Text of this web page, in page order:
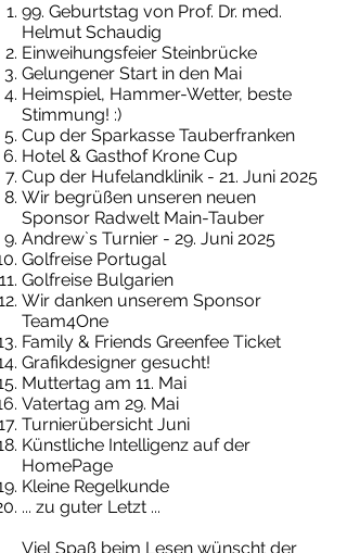
99. Geburtstag von Prof. Dr. med.
Helmut Schaudig
Einweihungsfeier Steinbrücke
Gelungener Start in den Mai
Heimspiel, Hammer-Wetter, beste
Stimmung! :)
Cup der Sparkasse Tauberfranken
Hotel & Gasthof Krone Cup
Cup der Hufelandklinik - 21. Juni 2025
Wir begrüßen unseren neuen
Sponsor Radwelt Main-Tauber
Andrew`s Turnier - 29. Juni 2025
Golfreise Portugal
Golfreise Bulgarien
Wir danken unserem Sponsor
Team4One
Family & Friends Greenfee Ticket
Grafikdesigner gesucht!
Muttertag am 11. Mai
Vatertag am 29. Mai
Turnierübersicht Juni
Künstliche Intelligenz auf der
HomePage
Kleine Regelkunde
... zu guter Letzt ...
Viel Spaß beim Lesen wünscht der